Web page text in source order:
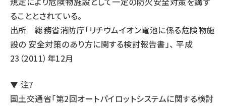
ることとされている。
出所総務省消防庁「リチウムイオン電池に係る危険物施
設の 安全対策のあり方に関する検討報告書」、 平成
23（2011）年12月
▼ 注7
国土交通省「第2回オートパイロットシステムに関する検討